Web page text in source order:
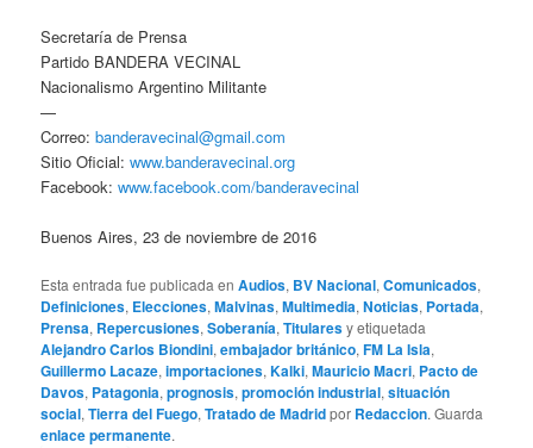
Secretaría de Prensa
Partido BANDERA VECINAL
Nacionalismo Argentino Militante
—
Correo:banderavecinal@gmail.com
Sitio Oficial:www.banderavecinal.org
Facebook:www.facebook.com/banderavecinal
Buenos Aires, 23 de noviembre de 2016
Esta entrada fue publicada enAudios, BV Nacional,Comunicados,
Definiciones, Elecciones,Malvinas,Multimedia,Noticias, Portada,
Prensa, Repercusiones,Soberanía,Titularesy etiquetada
Alejandro Carlos Biondini,embajador británico,FM La Isla,
Guillermo Lacaze,importaciones,Kalki,Mauricio Macri, Pacto de
Davos, Patagonia,prognosis,promoción industrial,situación
social,Tierra del Fuego,Tratado de Madridpor Redaccion. Guarda
enlace permanente.